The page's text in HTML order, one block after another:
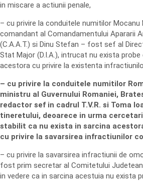
in miscare a actiunii penale,
– cu privire la conduitele numitilor
comandant al Comandamentului Apararii
(C.A.A.T.) si Dinu Stefan – fost sef al
Stat Major (D.I.A.), intrucat nu exista
acestora cu privire la existenta
– cu privire la conduitele numitilor
ministru al Guvernului Romaniei,
redactor sef in cadrul T.V.R. si Toma
tineretului, deoarece in urma
stabilit ca nu exista in sarcina
cu privire la savarsirea infractiunilor
– cu privire la savarsirea infractiunii de
fost prim secretar al Comitetului Judetean
in vedere ca in sarcina acestuia nu exista